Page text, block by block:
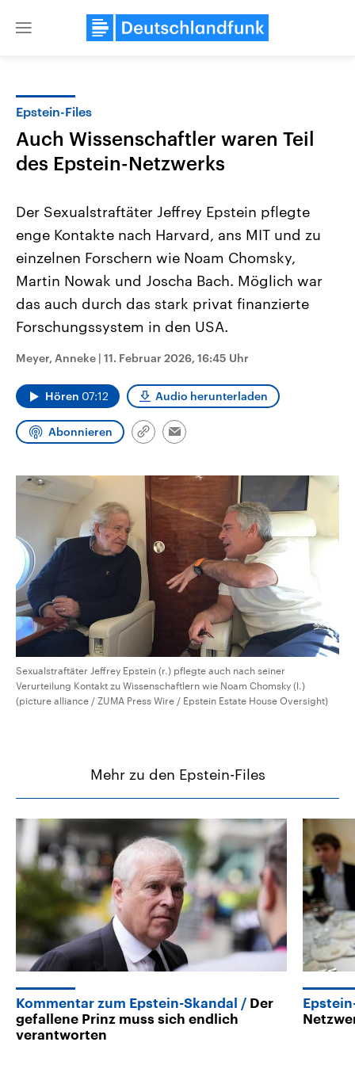
Close
Landtagswahl Sachsen-Anhalt
2026
Alle Informationen
September 2026 einen neuen
Bundesland von einer Koalition aus
CDU, SPD und FDP regiert.-
Wahlprogramme, aktuelle Berichte
und Hintergründe zu den Parteien
Wahl.
USA
Aktuelle Beiträge,
Hintergründe
gehören die Vereinigten
mit großem Einfluss auf
aktuelle Weltgeschehen.
Sendungen Programm Podcasts
Audio-Archiv
Epstein-Files
Auch Wissenschaftler waren Teil
des Epstein-Netzwerks
Der Sexualstraftäter Jeffrey Epstein pflegte
enge Kontakte nach Harvard, ans MIT und zu
einzelnen Forschern wie Noam Chomsky,
Martin Nowak und Joscha Bach. Möglich war
das auch durch das stark privat finanzierte
Forschungssystem in den USA.
Meyer, Anneke | 11. Februar 2026, 16:45 Uhr
Hören 07:12 Audio herunterladen
Abonnieren
Link
Email
Sexualstraftäter Jeffrey Epstein (r.) pflegte auch nach seiner
Verurteilung Kontakt zu Wissenschaftlern wie Noam Chomsky (l.)
(picture alliance / ZUMA Press Wire / Epstein Estate House Oversight)
Mehr zu den Epstein-Files
Kommentar zum Epstein-Skandal
Der
gefallene Prinz muss sich endlich
verantworten